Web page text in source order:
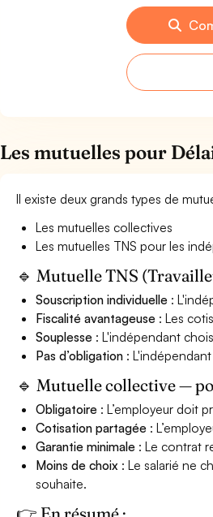
Les mutuelles pour
Il existe deux grands types de
Les mutuelles collectives
Les mutuelles TNS pour les
🔹 Mutuelle TNS
Souscription individuelle :
Fiscalité avantageuse : Les
Souplesse : L'indépendant
Pas d’obligation :
🔹 Mutuelle collective —
Obligatoire : L’employeur doit
Cotisation partagée :
Garantie minimale : Le contrat
Moins de choix : Le salarié ne
souhaite.